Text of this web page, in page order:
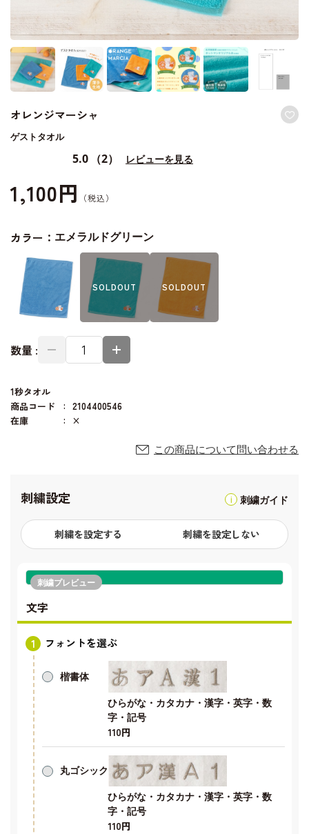
オレンジマーシャ
ゲストタオル
5.0 （2） レビューを見る
1,100円
カラー： エメラルドグリーン
SOLDOUT SOLDOUT
数量 :
1秒タオル
商品コード
2104400546
在庫
×
この商品について問い合わせる
刺繍設定 刺繍ガイド
刺繍を設定する 刺繍を設定しない
刺繍プレビュー
文字
フォントを選ぶ
楷書体
ひらがな・カタカナ・漢字・英字・数
字・記号
110円
丸ゴシック
ひらがな・カタカナ・漢字・英字・数
字・記号
110円